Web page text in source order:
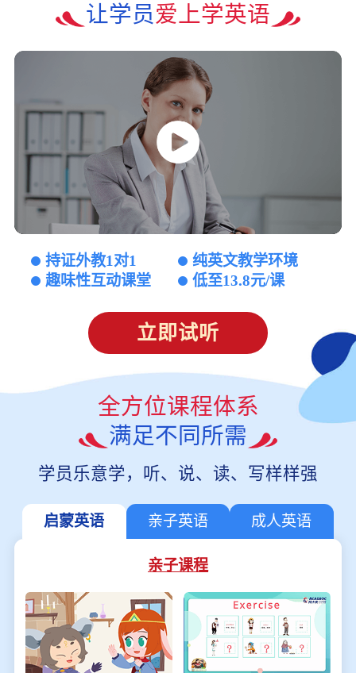
让学员爱上学英语
持证外教1对1
纯英文教学环境
趣味性互动课堂
低至13.8元/课
立即试听
全方位课程体系
满足不同所需
学员乐意学，听、说、读、写样样强
启蒙英语 亲子英语 成人英语
亲子课程